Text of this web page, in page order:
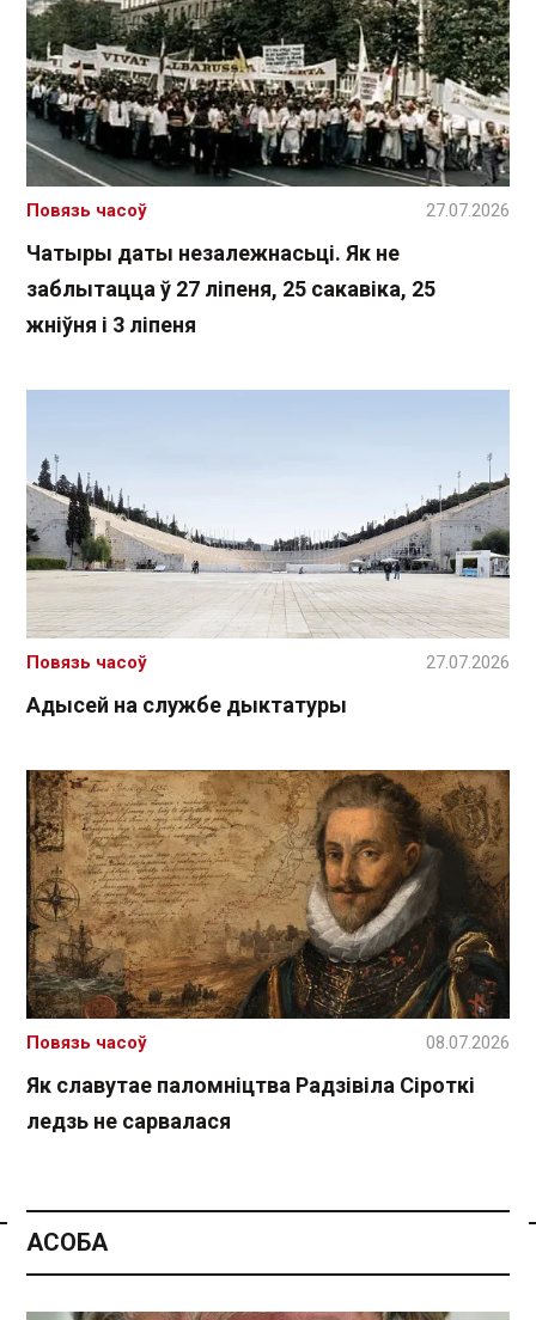
Спасылка без VPN
Чатыры даты незалежнасьці. Як не
заблытацца ў 27 ліпеня, 25 сакавіка, 25
жніўня і 3 ліпеня
Повязь часоў 27.07.2026
Адысей на службе дыктатуры
Повязь часоў 27.07.2026
Як славутае паломніцтва Радзівіла Сіроткі
ледзь не сарвалася
Повязь часоў 08.07.2026
АСОБА